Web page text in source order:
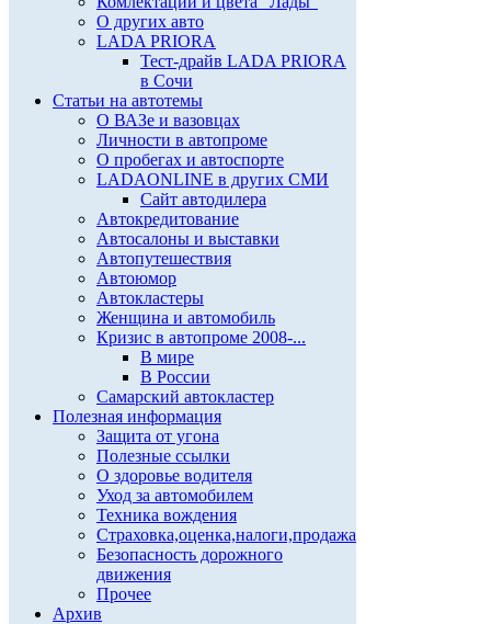
О других авто
LADA PRIORA
Тест-драйв LADA PRIORA
в Сочи
Статьи на автотемы
О ВАЗе и вазовцах
Личности в автопроме
О пробегах и автоспорте
LADAONLINE в других СМИ
Сайт автодилера
Автокредитование
Автосалоны и выставки
Автопутешествия
Автоюмор
Автокластеры
Женщина и автомобиль
Кризис в автопроме 2008-...
В мире
В России
Самарский автокластер
Полезная информация
Защита от угона
Полезные ссылки
О здоровье водителя
Уход за автомобилем
Техника вождения
Страховка,оценка,налоги,продажа
Безопасность дорожного
движения
Прочее
Архив